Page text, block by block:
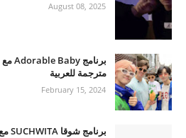
August 08, 2025
مترجمة للعربية
February 15, 2024
برنامج شوقا SUCHWITA مع ووزي حلقة 10 مترجمة للعربية